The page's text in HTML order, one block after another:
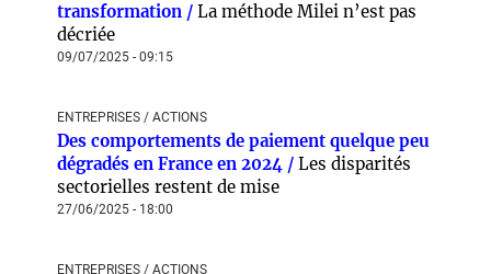
transformation / La méthode Milei n’est pas
décriée
09/07/2025 - 09:15
ENTREPRISES / ACTIONS
Des comportements de paiement quelque peu
dégradés en France en 2024 / Les disparités
sectorielles restent de mise
27/06/2025 - 18:00
ENTREPRISES / ACTIONS